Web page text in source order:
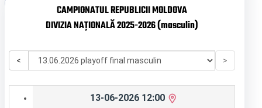
CAMPIONATUL REPUBLICII MOLDOVA
DIVIZIA NAȚIONALĂ 2025-2026 (masculin)
< >
13-06-2026 12:00